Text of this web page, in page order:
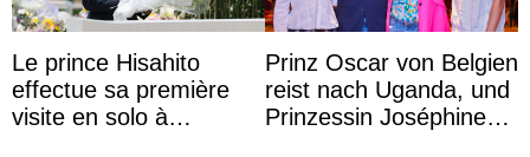
Le prince Hisahito
effectue sa première
visite en solo à
Prinz Oscar von Belgien
reist nach Uganda, und
Prinzessin Joséphine